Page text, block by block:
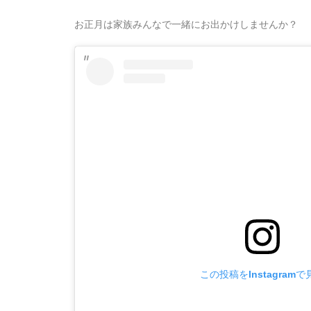
お正月は家族みんなで一緒にお出かけしませんか？
この投稿をInstagramで